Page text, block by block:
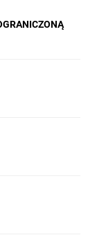
od
zastosowań